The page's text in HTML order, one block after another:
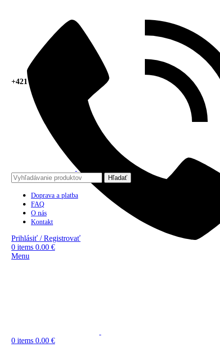
+421 918 378 267
Hľadať
Doprava a platba
FAQ
O nás
Kontakt
Prihlásiť / Registrovať
0 items 0.00 €
Menu
0 items 0.00 €